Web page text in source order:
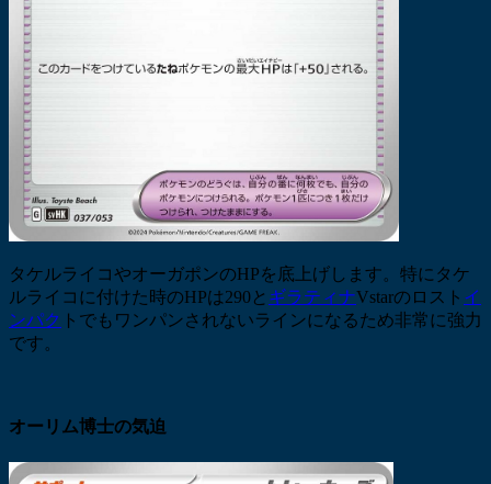
タケルライコやオーガポンのHPを底上げします。特にタケ
ルライコに付けた時のHPは290と ギラティナVstarのロスト イ
ンパク トでもワンパンされないラインになるため非常に強力
です。
オーリム博士の気迫